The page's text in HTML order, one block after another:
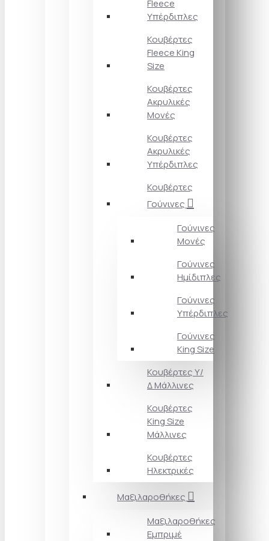
Fleece
Υπέρδιπλες
Κουβέρτες
Fleece King
Size
Κουβέρτες
Ακρυλικές
Μονές
Κουβέρτες
Ακρυλικές
Υπέρδιπλες
Κουβέρτες
Γούνινες
Γούνινες
Μονές
Γούνινες
Ημίδιπλες
Γούνινες
Υπέρδιπλες
Γούνινες
King Size
Κουβέρτες Υ/
Δ Μάλλινες
Κουβέρτες
King Size
Μάλλινες
Κουβέρτες
Ηλεκτρικές
Μαξιλαροθήκες
Μαξιλαροθήκες
Εμπριμέ